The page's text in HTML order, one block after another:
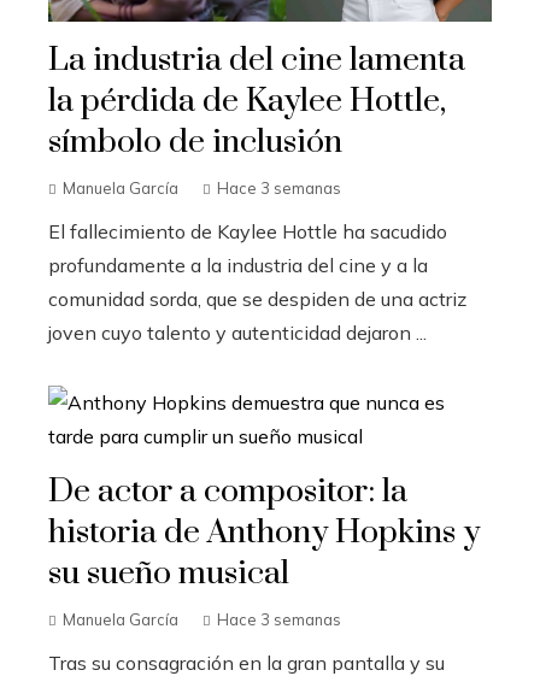
La industria del cine lamenta
la pérdida de Kaylee Hottle,
símbolo de inclusión
Manuela García Hace 3 semanas
El fallecimiento de Kaylee Hottle ha sacudido
profundamente a la industria del cine y a la
comunidad sorda, que se despiden de una actriz
joven cuyo talento y autenticidad dejaron ...
De actor a compositor: la
historia de Anthony Hopkins y
su sueño musical
Manuela García Hace 3 semanas
Tras su consagración en la gran pantalla y su